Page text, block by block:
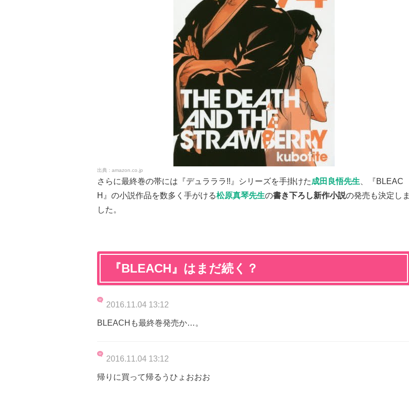
amazon.co.jp
さらに最終巻の帯には『デュラララ!!』シリーズを手掛けた成田良悟先生 、『BLEAC
H』の小説作品を数多く手がける松原真琴先生の書き下ろし新作小説の発売も決定しま
した。
『BLEACH』はまだ続く？
2016.11.04 13:12
BLEACHも最終巻発売か…。
2016.11.04 13:12
帰りに買って帰るうひょおおお